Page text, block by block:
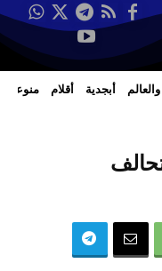
أبجدية أقلام منوعات